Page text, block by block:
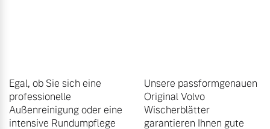
Egal, ob Sie sich eine
professionelle
Außenreinigung oder eine
intensive Rundumpflege
Unsere passformgenauen
Original Volvo
Wischerblätter
garantieren Ihnen gute